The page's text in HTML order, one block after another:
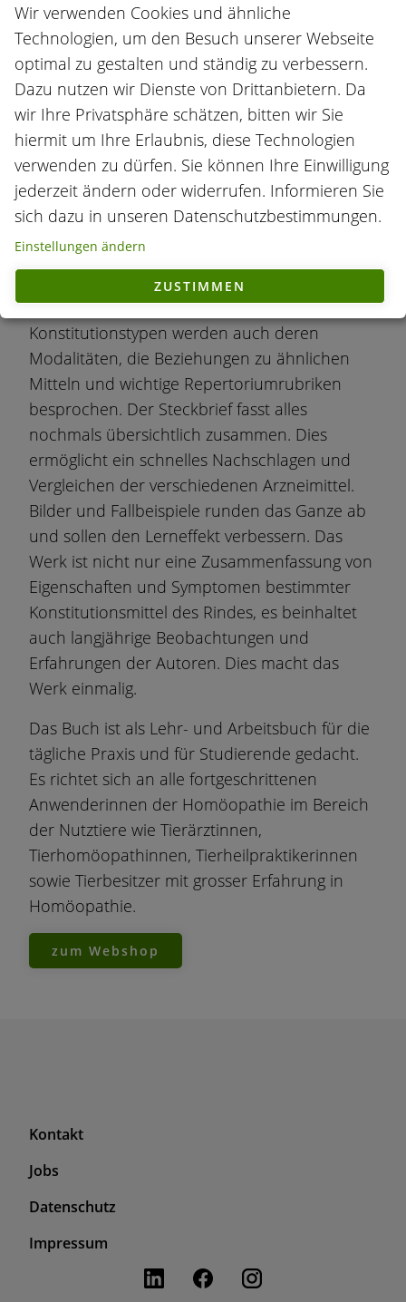
Dieses Buch beschreibt dreizehn grosse
Konstitutionsmittel beim Rind. Neben den
häufigen und leichter zu ermittelnden
Arzneien wie Calcium carbonicum oder
Phosphorus werden auch seltenere und oft
nicht auf den ersten Blick ersichtliche Mittel
wie Causticum oder Thuja occidentalis
dargestellt und ausführlich beschrieben.
Beschreibung der Charakteristik der einzelnen
Arzneimittel gelegt. Neben dem Verhalten und
dem Aussehen der einzelnen
Konstitutionstypen werden auch deren
Modalitäten, die Beziehungen zu ähnlichen
Mitteln und wichtige Repertoriumrubriken
besprochen. Der Steckbrief fasst alles
nochmals übersichtlich zusammen. Dies
ermöglicht ein schnelles Nachschlagen und
Vergleichen der verschiedenen Arzneimittel.
Bilder und Fallbeispiele runden das Ganze ab
und sollen den Lerneffekt verbessern. Das
Werk ist nicht nur eine Zusammenfassung von
Eigenschaften und Symptomen bestimmter
Konstitutionsmittel des Rindes, es beinhaltet
auch langjährige Beobachtungen und
Erfahrungen der Autoren. Dies macht das
Werk einmalig.
Das Buch ist als Lehr- und Arbeitsbuch für die
tägliche Praxis und für Studierende gedacht.
Es richtet sich an alle fortgeschrittenen
Anwenderinnen der Homöopathie im Bereich
der Nutztiere wie Tierärztinnen,
Tierhomöopathinnen, Tierheilpraktikerinnen
sowie Tierbesitzer mit grosser Erfahrung in
Homöopathie.
zum Webshop
F
o
t
r
Kontakt
Jobs
F
o
Datenschutz
Impressum
Wir verwenden Cookies und ähnliche
Technologien, um den Besuch unserer Webseite
optimal zu gestalten und ständig zu verbessern.
Dazu nutzen wir Dienste von Drittanbietern. Da
wir Ihre Privatsphäre schätzen, bitten wir Sie
hiermit um Ihre Erlaubnis, diese Technologien
verwenden zu dürfen. Sie können Ihre Einwilligung
jederzeit ändern oder widerrufen. Informieren Sie
sich dazu in unseren Datenschutzbestimmungen.
Einstellungen ändern
ZUSTIMMEN